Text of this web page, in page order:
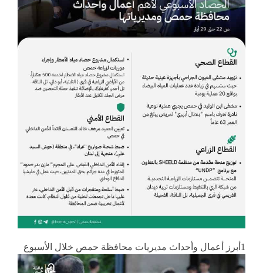
1أبرز أعمال وأحداث مديريات محافظة حمص خلال الأسبوع